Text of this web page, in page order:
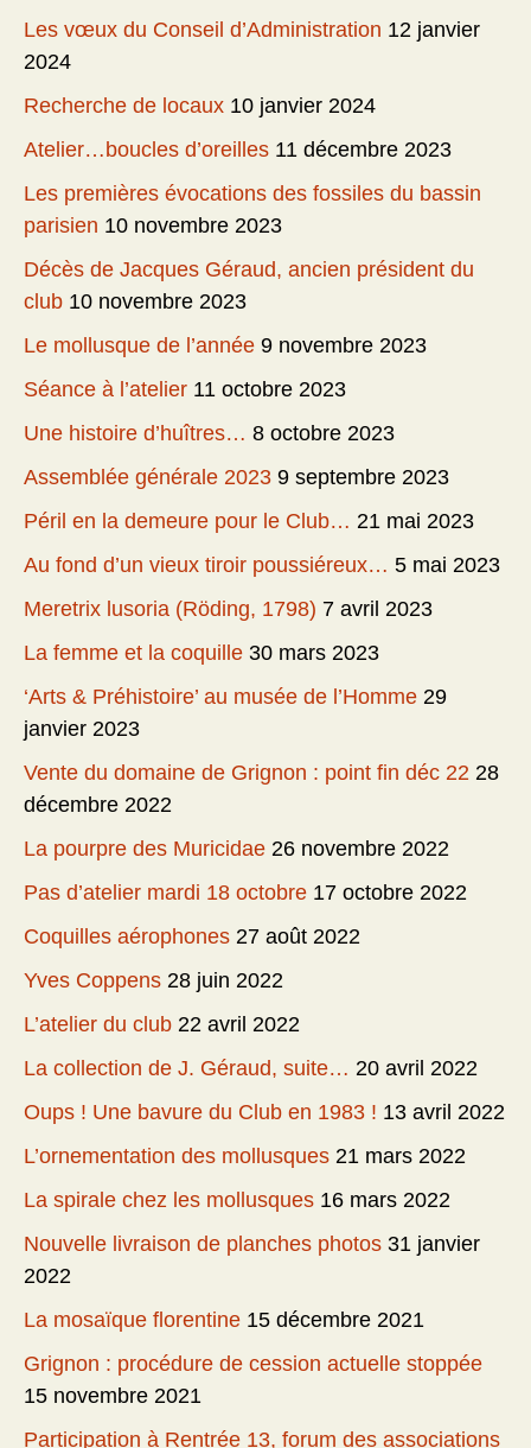
Les vœux du Conseil d’Administration 12 janvier
2024
Recherche de locaux 10 janvier 2024
Atelier…boucles d’oreilles 11 décembre 2023
Les premières évocations des fossiles du bassin
parisien 10 novembre 2023
Décès de Jacques Géraud, ancien président du
club 10 novembre 2023
Le mollusque de l’année 9 novembre 2023
Séance à l’atelier 11 octobre 2023
Une histoire d’huîtres… 8 octobre 2023
Assemblée générale 2023 9 septembre 2023
Péril en la demeure pour le Club… 21 mai 2023
Au fond d’un vieux tiroir poussiéreux… 5 mai 2023
Meretrix lusoria (Röding, 1798) 7 avril 2023
La femme et la coquille 30 mars 2023
‘Arts & Préhistoire’ au musée de l’Homme 29
janvier 2023
Vente du domaine de Grignon : point fin déc 22 28
décembre 2022
La pourpre des Muricidae 26 novembre 2022
Pas d’atelier mardi 18 octobre 17 octobre 2022
Coquilles aérophones 27 août 2022
Yves Coppens 28 juin 2022
L’atelier du club 22 avril 2022
La collection de J. Géraud, suite… 20 avril 2022
Oups ! Une bavure du Club en 1983 ! 13 avril 2022
L’ornementation des mollusques 21 mars 2022
La spirale chez les mollusques 16 mars 2022
Nouvelle livraison de planches photos 31 janvier
2022
La mosaïque florentine 15 décembre 2021
Grignon : procédure de cession actuelle stoppée
15 novembre 2021
Participation à Rentrée 13, forum des associations